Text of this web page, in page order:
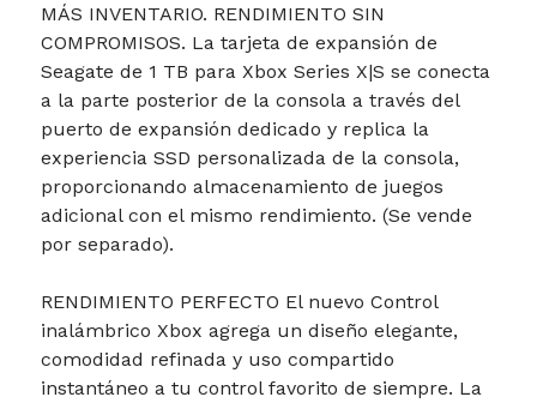
MÁS INVENTARIO. RENDIMIENTO SIN
COMPROMISOS. La tarjeta de expansión de
Seagate de 1 TB para Xbox Series X|S se conecta
a la parte posterior de la consola a través del
puerto de expansión dedicado y replica la
experiencia SSD personalizada de la consola,
proporcionando almacenamiento de juegos
adicional con el mismo rendimiento. (Se vende
por separado).
RENDIMIENTO PERFECTO El nuevo Control
inalámbrico Xbox agrega un diseño elegante,
comodidad refinada y uso compartido
instantáneo a tu control favorito de siempre. La